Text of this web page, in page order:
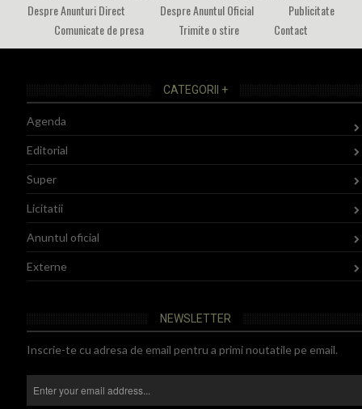
Despre Anunturi Direct
Despre Anuntul Oficial
Publicitate
Comunicate de presa
Trimite o stire Contact
CATEGORII +
Agenda
Editorial
Super
Licitatii
Anuntul oficial
Externe
NEWSLETTER
Inscrie-te cu adresa de email pentru a primi noutatile pe email.